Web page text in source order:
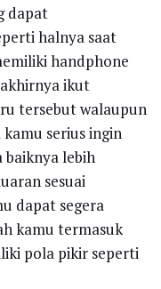
dapat
halnya saat
handphone
ikut
tersebut walaupun
serius ingin
baiknya lebih
sesuai
dapat segera
kamu termasuk
pola pikir seperti